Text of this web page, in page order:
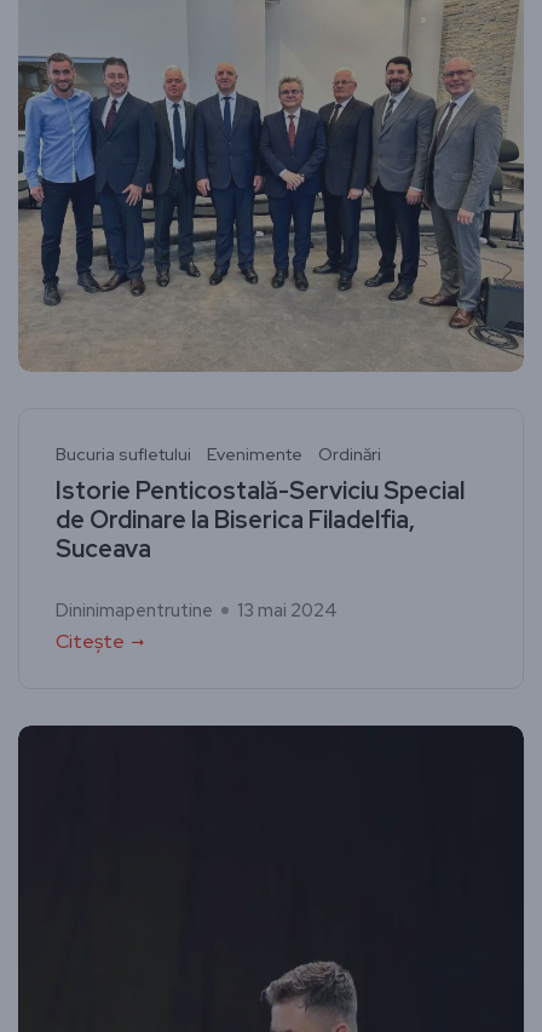
Bucuria sufletului Evenimente Ordinări
Istorie Penticostală-Serviciu Special
de Ordinare la Biserica Filadelfia,
Suceava
Dininimapentrutine 13 mai 2024
Citește